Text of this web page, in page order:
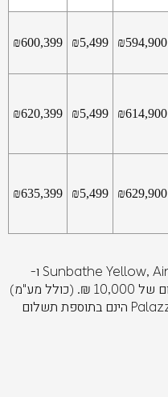
₪594,900
₪5,499
₪600,399
₪614,900
₪5,499
₪620,399
₪629,900
₪5,499
₪635,399
* צבע Sunbathe Yellow, Airspace Blue, Arctic Green ו-
Southern Star הינם בתוספת תשלום של 10,000 ₪. (כולל מע"מ)
* ריפודי Sepia Brown ו- Palazzo Beige הינם בתוספת תשלום